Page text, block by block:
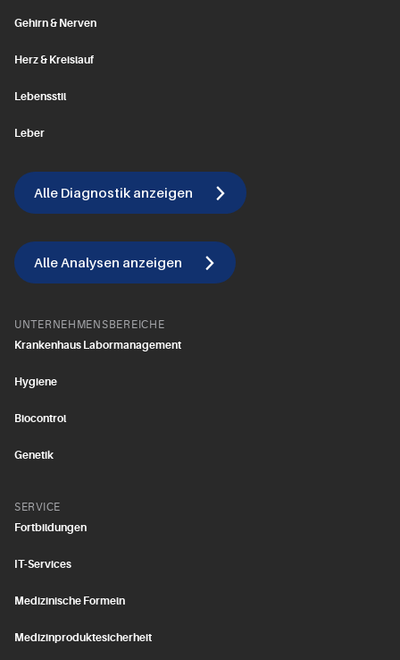
Gehirn & Nerven
Herz & Kreislauf
Lebensstil
Leber
Alle Diagnostik anzeigen
Alle Analysen anzeigen
UNTERNEHMENSBEREICHE
Krankenhaus Labormanagement
Hygiene
Biocontrol
Genetik
SERVICE
Fortbildungen
IT-Services
Medizinische Formeln
Medizinproduktesicherheit